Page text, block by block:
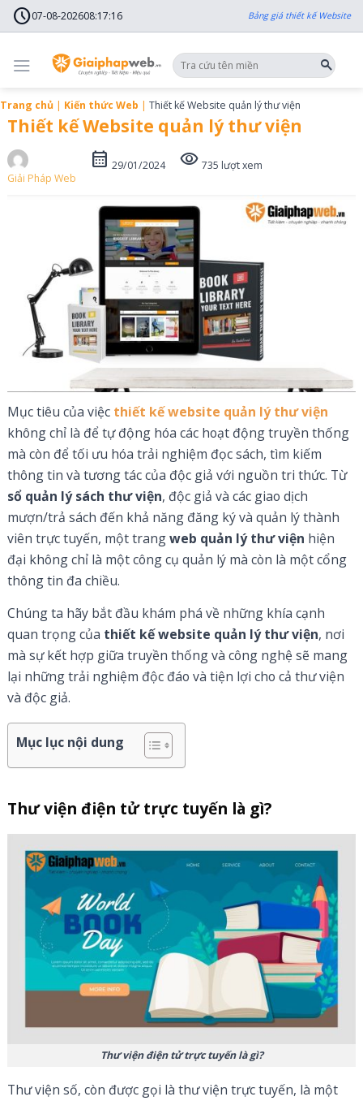
contentschedule07-08-202608:17:18 Bảng giá thiết kế Website
Trang chủ | Kiến thức Web | Thiết kế Website quản lý thư viện
Thiết kế Website quản lý thư viện
Giải Pháp Web
calendar_month 29/01/2024 visibility 735 lượt xem
Mục tiêu của việc thiết kế website quản lý thư viện
không chỉ là để tự động hóa các hoạt động truyền thống
mà còn để tối ưu hóa trải nghiệm đọc sách, tìm kiếm
thông tin và tương tác của độc giả với nguồn tri thức. Từ
sổ quản lý sách thư viện, độc giả và các giao dịch
mượn/trả sách đến khả năng đăng ký và quản lý thành
viên trực tuyến, một trangweb quản lý thư viện hiện
đại không chỉ là một công cụ quản lý mà còn là một cổng
thông tin đa chiều.
Chúng ta hãy bắt đầu khám phá về những khía cạnh
quan trọng của thiết kế website quản lý thư viện, nơi
mà sự kết hợp giữa truyền thống và công nghệ sẽ mang
lại những trải nghiệm độc đáo và tiện lợi cho cả thư viện
và độc giả.
Mục lục nội dung
Thư viện điện tử trực tuyến là gì?
Thư viện điện tử trực tuyến là gì?
Thư viện số, còn được gọi là thư viện trực tuyến, là một